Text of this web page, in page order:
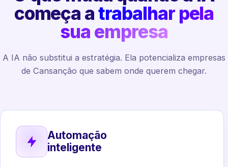
começa atrabalhar pela
sua empresa
A IA não substitui a estratégia. Ela potencializa empresas
de Cansanção que sabem onde querem chegar.
Automação
inteligente